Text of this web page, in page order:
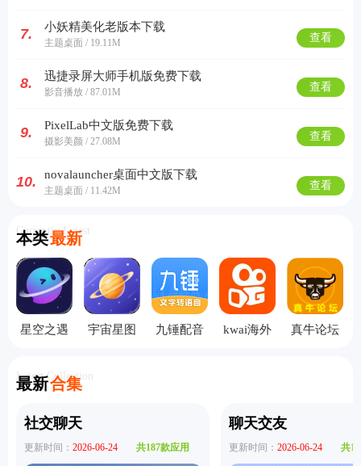
7. 小妖精美化老版本下载
主题桌面 / 19.11M 查看
8. 迅捷录屏大师手机版免费下载
影音播放 / 87.01M 查看
9. PixelLab中文版免费下载
摄影美颜 / 27.08M 查看
10. novalauncher桌面中文版下载
主题桌面 / 11.42M 查看
本类最新
Currently Latest
星空之遇
宇宙星图
九锤配音
kwai海外
真牛论坛
最新合集
Latest Collection
社交聊天
更新时间： 2026-06-24 共187款应用
聊天交友
更新时间： 2026-06-24 共